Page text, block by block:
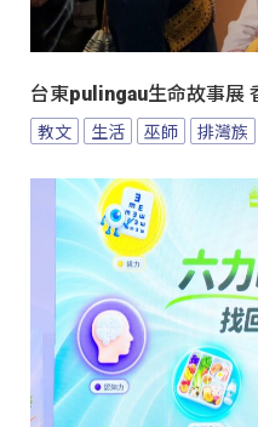
台東pulingau生命故事展
教文 生活 巫師 排灣族